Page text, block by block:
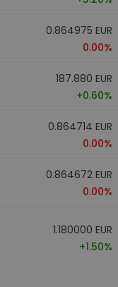
0.864975 EUR
0.00%
187.880 EUR
+0.60%
0.864714 EUR
0.00%
0.864672 EUR
0.00%
1.180000 EUR
+1.50%